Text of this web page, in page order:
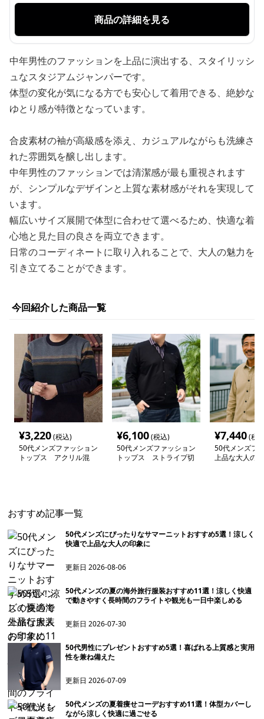
商品の詳細を見る
中年男性のファッションを上品に演出する、スタイリッシ
ュなスタジアムジャンパーです。
体型の変化が気になる方でも安心して着用できる、絶妙な
ゆとり感が特徴となっています。
合皮素材の袖が高級感を添え、カジュアルながらも洗練さ
れた雰囲気を醸し出します。
中年男性のファッションでは清潔感が最も重視されます
が、シンプルなデザインと上質な素材感がそれを実現して
います。
幅広いサイズ展開で体型に合わせて選べるため、快適な着
心地と見た目の良さを両立できます。
日常のコーディネートに取り入れることで、大人の魅力を
引き立てることができます。
今回紹介した商品一覧
¥3,220(税込)
50代メンズファッション
トップス アクリル混
¥6,100(税込)
50代メンズファッション
トップス ストライプ切
¥7,440(税
50代メンズフ
上品な大人の
おすすめ記事一覧
50代メンズにぴったりなサマーニットおすすめ5選！涼しく
快適で上品な大人の印象に
更新日2026-08-06
50代メンズの夏の海外旅行服装おすすめ11選！涼しく快適
で動きやすく長時間のフライトや観光も一日中楽しめる
更新日2026-07-30
50代男性にプレゼントおすすめ5選！喜ばれる上質感と実用
性を兼ね備えた
更新日2026-07-09
50代メンズの夏着痩せコーデおすすめ11選！体型カバーし
ながら涼しく快適に過ごせる